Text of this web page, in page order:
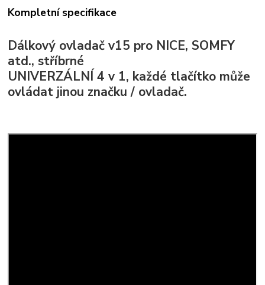
Kompletní specifikace
Dálkový ovladač v15 pro NICE, SOMFY
atd., stříbrné
UNIVERZÁLNÍ 4 v 1, každé tlačítko může
ovládat jinou značku / ovladač.